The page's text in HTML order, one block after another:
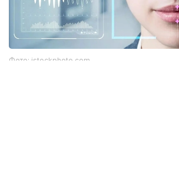
Фото: istockphoto.com